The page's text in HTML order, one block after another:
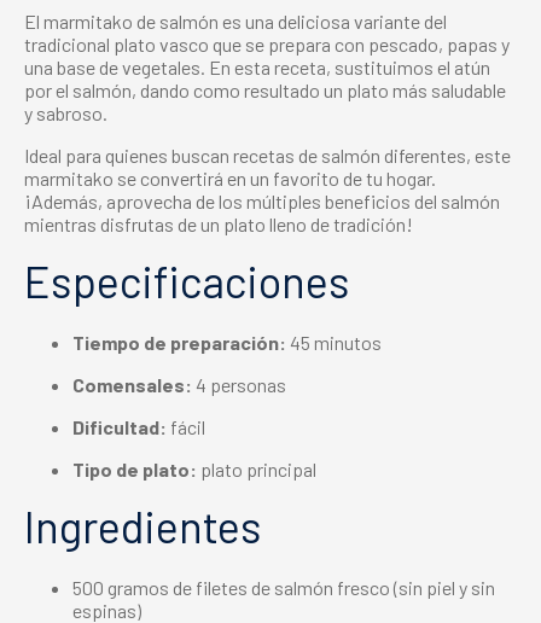
El marmitako de salmón es una deliciosa variante del
tradicional plato vasco que se prepara con pescado, papas y
una base de vegetales. En esta receta, sustituimos el atún
por el salmón, dando como resultado un plato más saludable
y sabroso.
Ideal para quienes buscan recetas de salmón diferentes, este
marmitako se convertirá en un favorito de tu hogar.
¡Además, aprovecha de los múltiples beneficios del salmón
mientras disfrutas de un plato lleno de tradición!
Especificaciones
Tiempo de preparación: 45 minutos
Comensales: 4 personas
Dificultad: fácil
Tipo de plato: plato principal
Ingredientes
500 gramos de filetes de salmón fresco (sin piel y sin
espinas)